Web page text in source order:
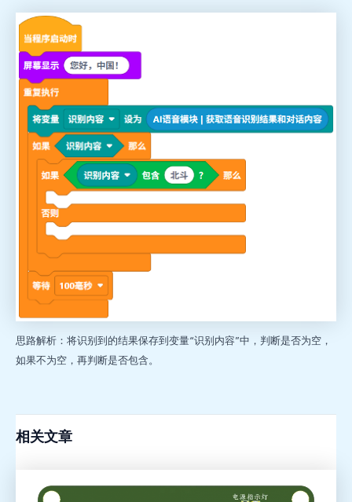
思路解析：将识别到的结果保存到变量“识别内容”中，判断是否为空，
如果不为空，再判断是否包含。
相关文章